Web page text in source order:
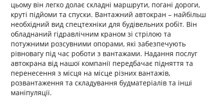
цьому він легко долає складні маршрути, погані дороги,
круті підйоми та спуски. Вантажний автокран – найбільш
необхідний вид спецтехніки для будівельних робіт. Він
обладнаний гідравлічним краном зі стрілою та
потужними розсувними опорами, які забезпечують
рівновагу під час роботи з вантажами. Надання послуг
автокрана від нашої компанії передбачає підняття та
перенесення з місця на місце різних вантажів,
розвантаження та складування будматеріалів та інші
маніпуляції.